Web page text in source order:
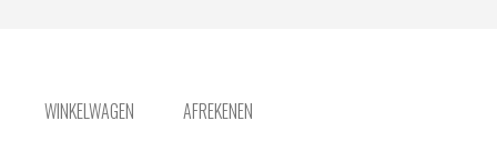
WINKELWAGEN AFREKENEN